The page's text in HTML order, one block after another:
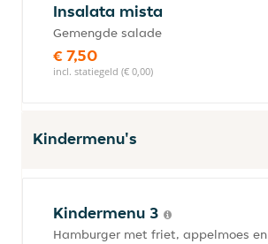
Insalata mista
Gemengde salade
€ 7,50
incl. statiegeld (€ 0,00)
Kindermenu's
Kindermenu 3
Hamburger met friet, appelmoes en